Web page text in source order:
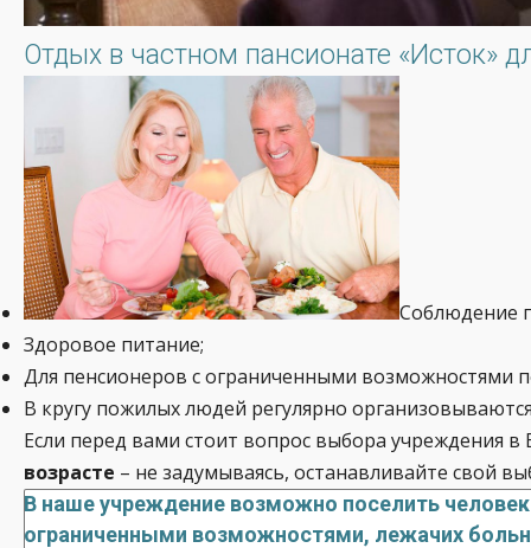
Отдых в частном пансионате «Исток»
Соблюдение
Здоровое питание;
Для пенсионеров с ограниченными возможностями
В кругу пожилых людей регулярно
Если перед вами стоит вопрос выбора учреждения
возрасте – не задумываясь, останавливайте свой
В наше учреждение возможно поселить
ограниченными возможностями, лежачих